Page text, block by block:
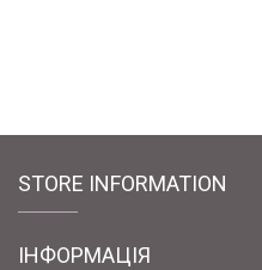
STORE INFORMATION
ІНФОРМАЦІЯ